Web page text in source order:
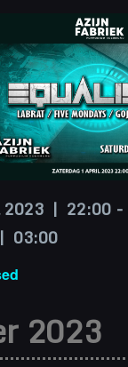
2023 | 22:00 -
03:00
2023